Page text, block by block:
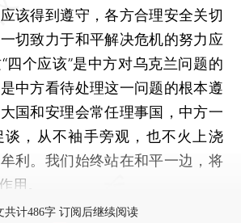
该得到遵守，各方合理安全关切
切致力于和平解决危机的努力应
四个应该”是中方对乌克兰问题的
中方看待处理这一问题的根本遵
国和安理会常任理事国，中方一
谈，从不袖手旁观，也不火上浇
利。我们始终站在和平一边，将
用。
共计486字 订阅后继续阅读